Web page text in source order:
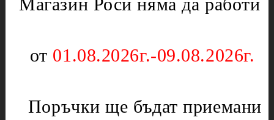
Терморегулатори
фурни,перки
Уреди за кухнята
Чушкопеци
Бояджиски пистолети
от 01.08.2026г.-09.08.2026г.
Поръчки ще бъдат приемани